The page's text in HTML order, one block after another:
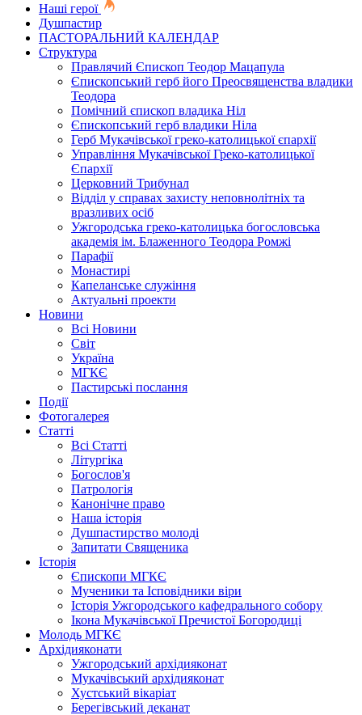
Наші герої
Душпастир
ПАСТОРАЛЬНИЙ КАЛЕНДАР
Структура
Правлячий Єпископ Теодор Мацапула
Єпископський герб його Преосвященства владики
Теодора
Помічний єпископ владика Ніл
Єпископський герб владики Ніла
Герб Мукачівської греко-католицької єпархії
Управління Мукачівської Греко-католицької
Єпархії
Церковний Трибунал
Відділ у справах захисту неповнолітніх та
вразливих осіб
Ужгородська греко-католицька богословська
академія ім. Блаженного Теодора Ромжі
Парафії
Монастирі
Капеланське служіння
Актуальні проекти
Новини
Всі Новини
Світ
Україна
МГКЄ
Пастирські послання
Події
Фотогалерея
Статті
Всі Статті
Літургіка
Богослов'я
Патрологія
Канонічне право
Наша історія
Душпастирство молоді
Запитати Священика
Історія
Єпископи МГКЄ
Мученики та Ісповідники віри
Історія Ужгородського кафедрального собору
Ікона Мукачівської Пречистої Богородиці
Молодь МГКЄ
Архідияконати
Ужгородський архідияконат
Мукачівський архідияконат
Хустський вікаріат
Берегівський деканат